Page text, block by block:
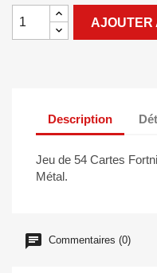
AJOUTER
Description
Jeu de 54 Cartes
Métal.
Commentaires (0)